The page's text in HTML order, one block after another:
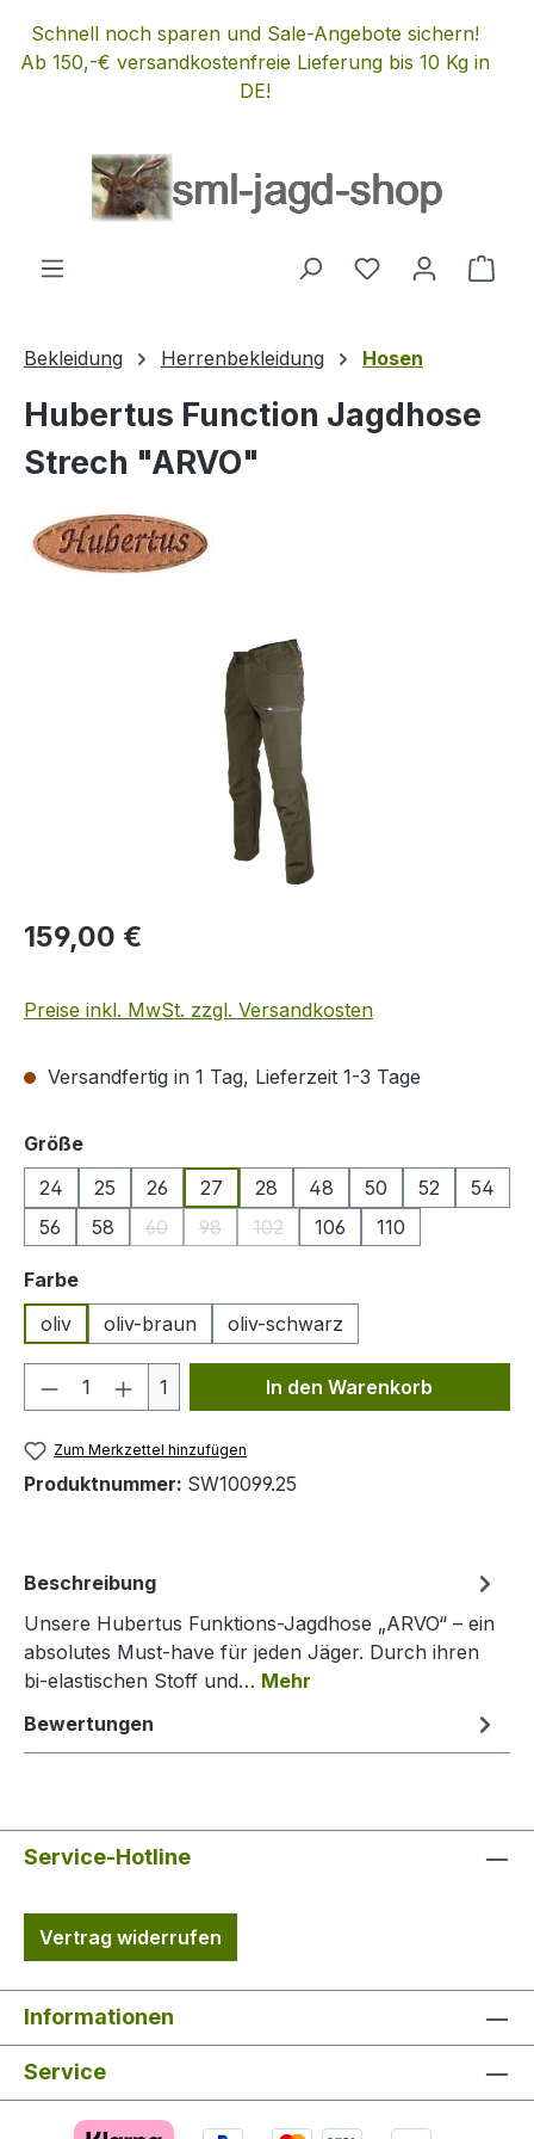
Zum Hauptinhalt springen
Schnell noch sparen und Sale-Angebote sichern!
Ab 150,-€ versandkostenfreie Lieferung bis 10 Kg in
DE!
Du hast 0
Bekleidung Herrenbekleidung Hosen
Hubertus Function Jagdhose
Strech "ARVO"
Bildergalerie überspringen
Regulärer Preis:
159,00 €
Preise inkl. MwSt. zzgl. Versandkosten
Versandfertig in 1 Tag, Lieferzeit 1-3 Tage
Größeauswählen
24
25 26 27 28 48 50 52
54
56
58 60
(Diese Option ist zurzeit nicht verfügbar.)
98
(Diese Option ist zurzeit nicht verfügbar.)
102
(Diese Option ist zurzeit nicht
106 110
Farbeauswählen
oliv
oliv-braun oliv-schwarz
Produkt Anzahl: Gib den
1 In den Warenkorb
Zum Merkzettel hinzufügen
Produktnummer: SW10099.25
Beschreibung
Unsere Hubertus Funktions-Jagdhose „ARVO“ – ein
absolutes Must-have für jeden Jäger. Durch ihren
bi-elastischen Stoff und… Mehr
Bewertungen
Service-Hotline
Vertrag widerrufen
Informationen
Service